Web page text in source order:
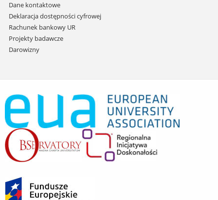
Dane kontaktowe
Deklaracja dostępności cyfrowej
Rachunek bankowy UR
Projekty badawcze
Darowizny